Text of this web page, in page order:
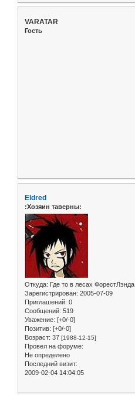
VARATAR
Гость
Eldred
:Хозяин таверны:
Откуда: Где то в лесах ФорестЛэнда
Зарегистрирован: 2005-07-09
Приглашений: 0
Сообщений: 519
Уважение: [+0/-0]
Позитив: [+0/-0]
Возраст: 37 [1988-12-15]
Провел на форуме:
Не определено
Последний визит:
2009-02-04 14:04:05